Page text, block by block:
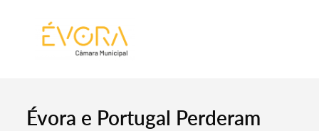
Évora e Portugal Perderam